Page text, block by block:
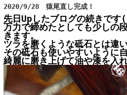
2020/9/28 猿尾直し完成！
先日Upしたブログの続きで
万力で締めたとしても少しの
きます。
ツラを磨くような砥石とは違い
その砥石も使いやすいように
綺麗に磨き上げて油や漆を入